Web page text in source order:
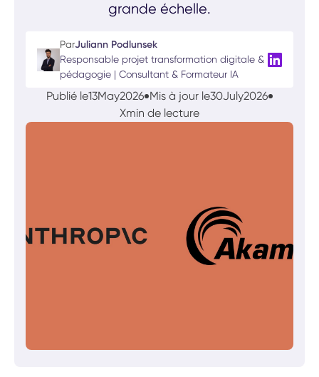
grande échelle.
ParJuliann Podlunsek
Responsable projet transformation digitale &
pédagogie | Consultant & Formateur IA
Publié le13May2026 Mis à jour le30July2026
Xmin de lecture